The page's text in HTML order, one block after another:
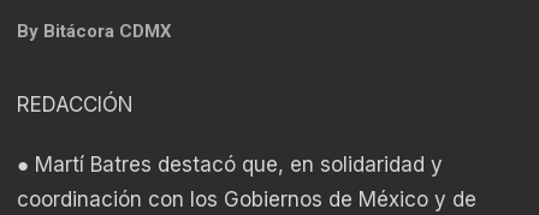
By Bitácora CDMX
REDACCIÓN
● Martí Batres destacó que, en solidaridad y
coordinación con los Gobiernos de México y de